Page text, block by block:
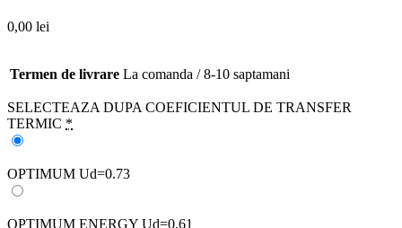
0,00 lei
Termen de livrare La comanda / 8-10 saptamani
SELECTEAZA DUPA COEFICIENTUL DE TRANSFER
TERMIC *
OPTIMUM Ud=0.73
OPTIMUM ENERGY Ud=0,61